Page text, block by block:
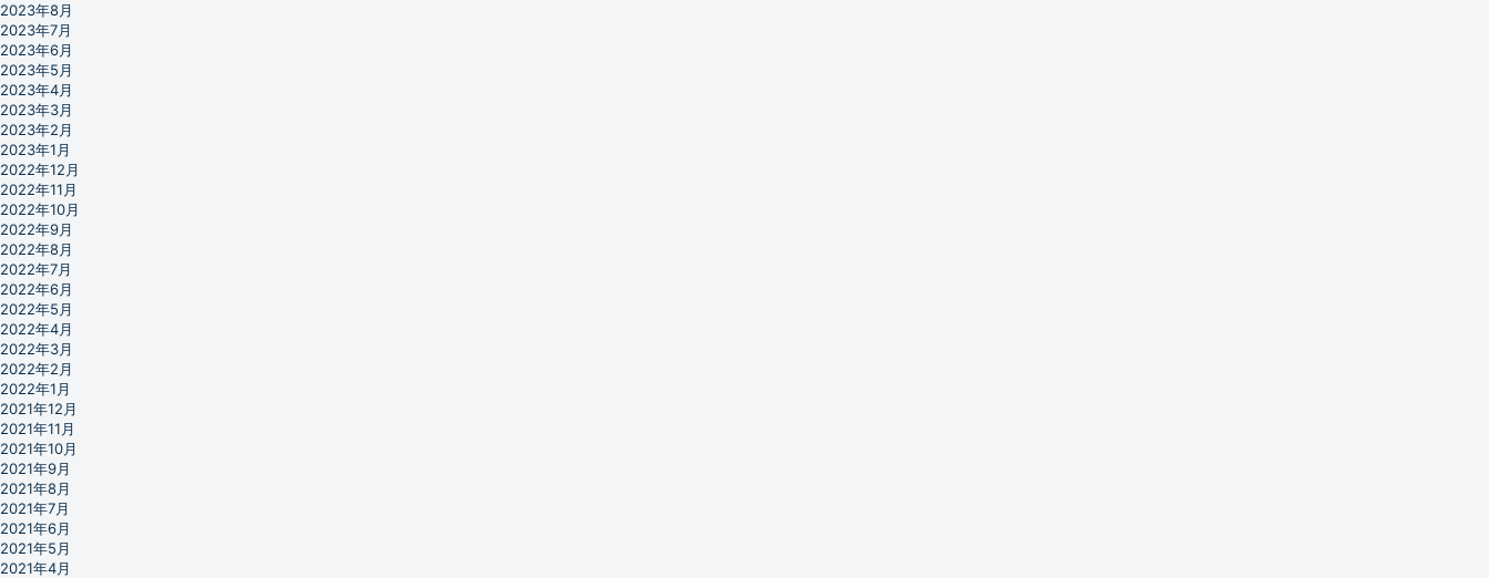
2023年8月
2023年7月
2023年6月
2023年5月
2023年4月
2023年3月
2023年2月
2023年1月
2022年12月
2022年11月
2022年10月
2022年9月
2022年8月
2022年7月
2022年6月
2022年5月
2022年4月
2022年3月
2022年2月
2022年1月
2021年12月
2021年11月
2021年10月
2021年9月
2021年8月
2021年7月
2021年6月
2021年5月
2021年4月